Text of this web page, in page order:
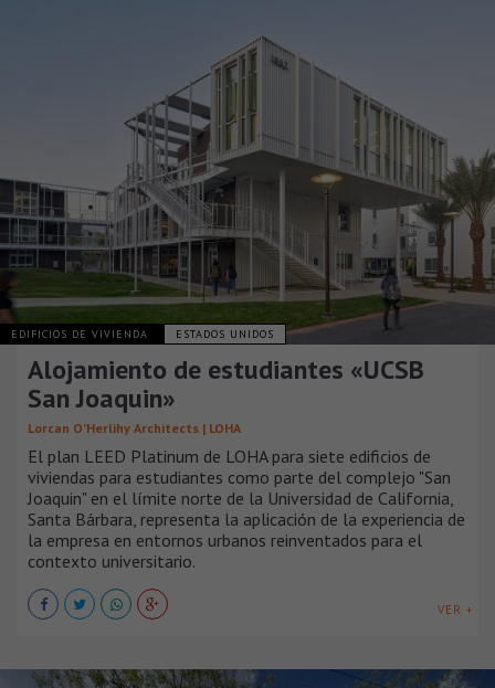
EDIFICIOS DE VIVIENDA ESTADOS UNIDOS
Alojamiento de estudiantes «UCSB
San Joaquin»
Lorcan O’Herlihy Architects | LOHA
El plan LEED Platinum de LOHA para siete edificios de
viviendas para estudiantes como parte del complejo "San
Joaquin" en el límite norte de la Universidad de California,
Santa Bárbara, representa la aplicación de la experiencia de
la empresa en entornos urbanos reinventados para el
contexto universitario.
VER +